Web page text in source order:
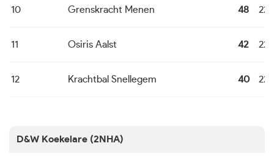
10 Grenskracht Menen 48 22
11 Osiris Aalst 42 22
12 Krachtbal Snellegem 40 22
D&W Koekelare (2NHA)